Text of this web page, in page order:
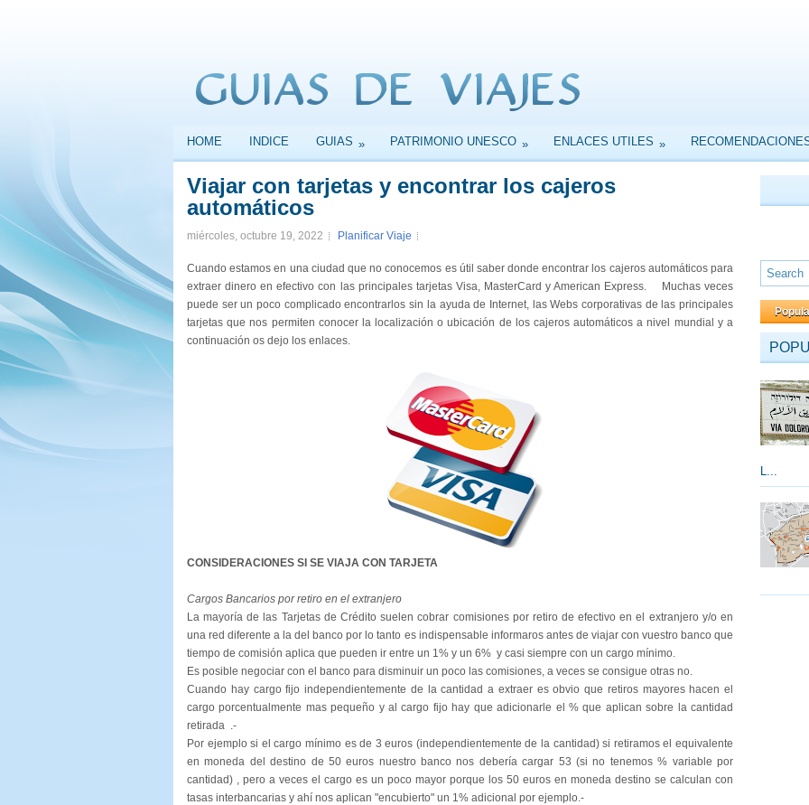
HOME INDICE GUIAS » PATRIMONIO UNESCO » ENLACES UTILES »
Viajar con tarjetas y encontrar los cajeros
automáticos
miércoles, octubre 19, 2022 Planificar Viaje
Cuando estamos en una ciudad que no conocemos es útil saber donde encontrar los cajeros automáticos para
extraer dinero en efectivo con las principales tarjetas Visa, MasterCard y American Express. Muchas veces
puede ser un poco complicado encontrarlos sin la ayuda de Internet, las Webs corporativas de las principales
tarjetas que nos permiten conocer la localización o ubicación de los cajeros automáticos a nivel mundial y a
continuación os dejo los enlaces.
CONSIDERACIONES SI SE VIAJA CON TARJETA
Cargos Bancarios por retiro en el extranjero
La mayoría de las Tarjetas de Crédito suelen cobrar comisiones por retiro de efectivo en el extranjero y/o en
una red diferente a la del banco por lo tanto es indispensable informaros antes de viajar con vuestro banco que
tiempo de comisión aplica que pueden ir entre un 1% y un 6% y casi siempre con un cargo mínimo.
Es posible negociar con el banco para disminuir un poco las comisiones, a veces se consigue otras no.
Cuando hay cargo fijo independientemente de la cantidad a extraer es obvio que retiros mayores hacen el
cargo porcentualmente mas pequeño y al cargo fijo hay que adicionarle el % que aplican sobre la cantidad
retirada .-
Por ejemplo si el cargo mínimo es de 3 euros (independientemente de la cantidad) si retiramos el equivalente
en moneda del destino de 50 euros nuestro banco nos debería cargar 53 (si no tenemos % variable por
cantidad) , pero a veces el cargo es un poco mayor porque los 50 euros en moneda destino se calculan con
tasas interbancarias y ahí nos aplican "encubierto" un 1% adicional por ejemplo.-
L...